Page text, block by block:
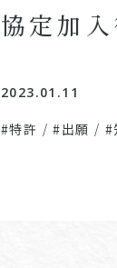
協定加
2023.01.11
#特許 /#出願 / #